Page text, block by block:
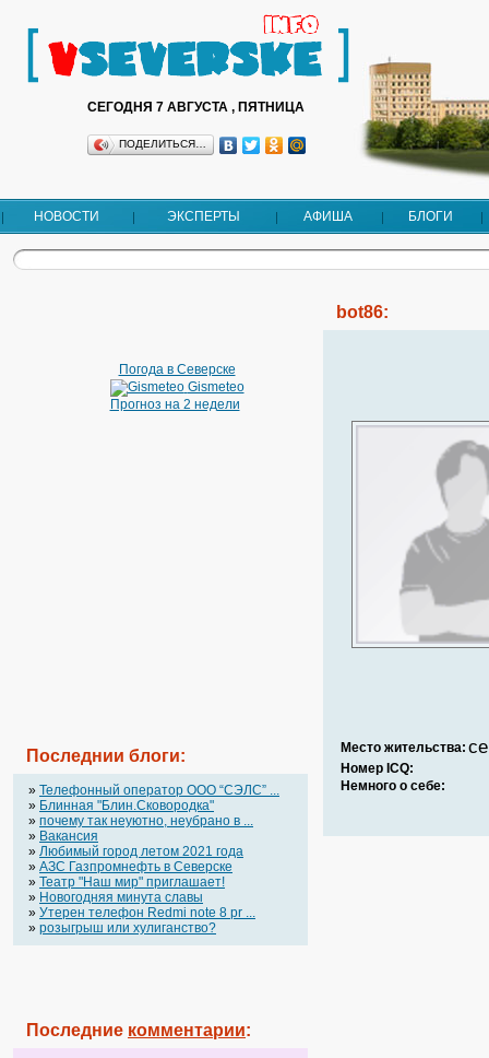
СЕГОДНЯ 7 АВГУСТА , ПЯТНИЦА
ПОДЕЛИТЬСЯ…
НОВОСТИ ЭКСПЕРТЫ АФИША БЛОГИ
Погода в Северске
Gismeteo
Прогноз на 2 недели
Последнии блоги:
» Телефонный оператор OOO “СЭЛС” ...
» Блинная "Блин.Сковородка"
» почему так неуютно, неубрано в ...
» Вакансия
» Любимый город летом 2021 года
» АЗС Газпромнефть в Северске
» Театр "Наш мир" приглашает!
» Новогодняя минута славы
» Утерен телефон Redmi note 8 pr ...
» розыгрыш или хулиганство?
Последние комментарии:
bot86:
Место жительства:
Номер ICQ:
Немного о себе: